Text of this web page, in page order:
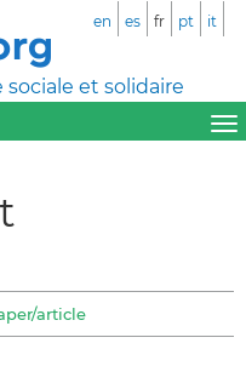
sociale et solidaire
en es fr pt it
article